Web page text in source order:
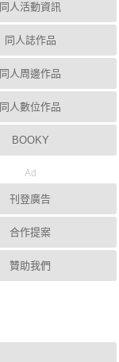
同人活動資訊
同人誌作品
同人周邊作品
同人數位作品
BOOKY
Ad
刊登廣告
合作提案
贊助我們